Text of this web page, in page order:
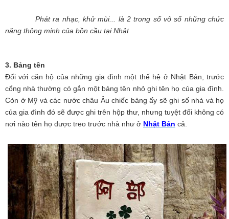
Phát ra nhạc, khử mùi... là 2 trong số vô số những chức
năng thông minh của bồn cầu tại Nhật
3. Bảng tên
Đối với căn hộ của những gia đình một thế hệ ở Nhật Bản, trước
cổng nhà thường có gắn một bảng tên nhỏ ghi tên họ của gia đình.
Còn ở Mỹ và các nước châu Âu chiếc bảng ấy sẽ ghi số nhà và họ
của gia đình đó sẽ được ghi trên hộp thư, nhưng tuyệt đối không có
nơi nào tên họ được treo trước nhà như ở Nhật Bản cả.